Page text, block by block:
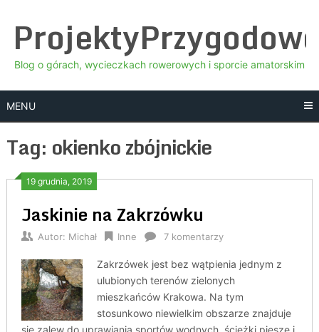
content
Blog o górach, wycieczkach rowerowych i sporcie amatorskim
MENU
Tag: okienko zbójnickie
19 grudnia, 2019
Jaskinie na Zakrzówku
Autor: Michał Inne 7 komentarzy
Zakrzówek jest bez wątpienia jednym z
ulubionych terenów zielonych
mieszkańców Krakowa. Na tym
stosunkowo niewielkim obszarze znajduje
się zalew do uprawiania sportów wodnych, ścieżki piesze i